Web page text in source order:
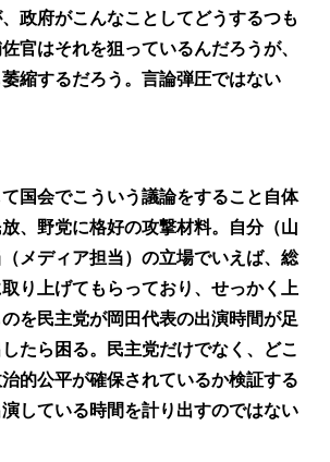
政府がこんなことしてどうするつも
官はそれを狙っているんだろうが、
縮するだろう。言論弾圧ではない
て国会でこういう議論をすること自体
、野党に格好の攻撃材料。自分（山
メディア担当）の立場でいえば、総
り上げてもらっており、せっかく上
を民主党が岡田代表の出演時間が足
たら困る。民主党だけでなく、どこ
的公平が確保されているか検証する
している時間を計り出すのではない